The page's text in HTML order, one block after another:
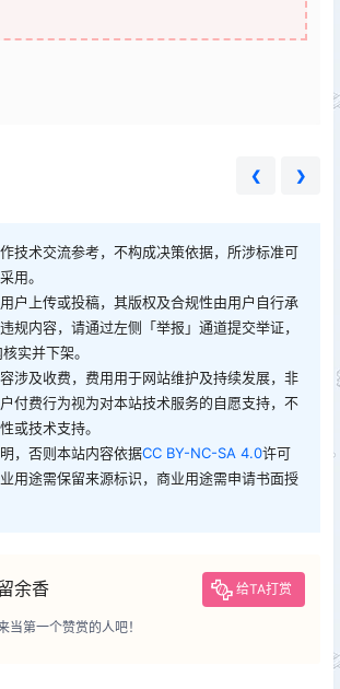
❮ ❯
技术交流参考，不构成决策依据，所涉标准可
用。
户上传或投稿，其版权及合规性由用户自行承
规内容，请通过左侧「举报」通道提交举证，
实并下架。
涉及收费，费用用于网站维护及持续发展，非
付费行为视为对本站技术服务的自愿支持，不
或技术支持。
，否则本站内容依据CC BY-NC-SA 4.0许可
用途需保留来源标识，商业用途需申请书面授
余香 给TA打赏
当第一个赞赏的人吧！